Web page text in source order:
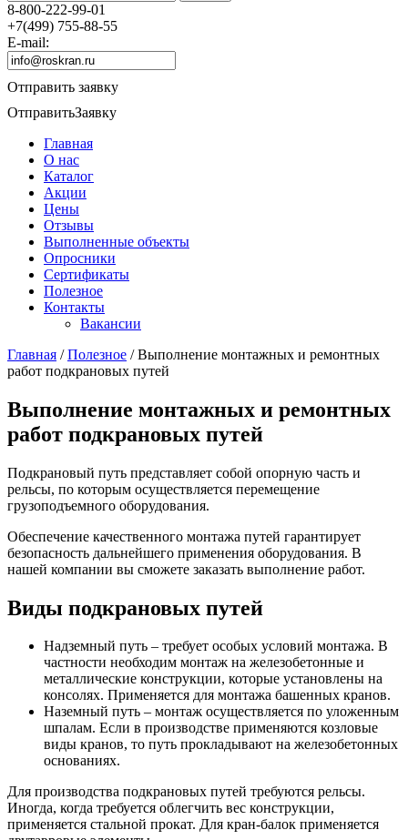
8-800-222-99-01
+7(499) 755-88-55
E-mail:
Отправить заявку
ОтправитьЗаявку
Главная
О нас
Каталог
Акции
Цены
Отзывы
Выполненные объекты
Опросники
Сертификаты
Полезное
Контакты
Вакансии
Главная /Полезное /Выполнение монтажных и ремонтных
работ подкрановых путей
Выполнение монтажных и ремонтных
работ подкрановых путей
Подкрановый путь представляет собой опорную часть и
рельсы, по которым осуществляется перемещение
грузоподъемного оборудования.
Обеспечение качественного монтажа путей гарантирует
безопасность дальнейшего применения оборудования. В
нашей компании вы сможете заказать выполнение работ.
Виды подкрановых путей
Надземный путь – требует особых условий монтажа. В
частности необходим монтаж на железобетонные и
металлические конструкции, которые установлены на
консолях. Применяется для монтажа башенных кранов.
Наземный путь – монтаж осуществляется по уложенным
шпалам. Если в производстве применяются козловые
виды кранов, то путь прокладывают на железобетонных
основаниях.
Для производства подкрановых путей требуются рельсы.
Иногда, когда требуется облегчить вес конструкции,
применяется стальной прокат. Для кран-балок применяется